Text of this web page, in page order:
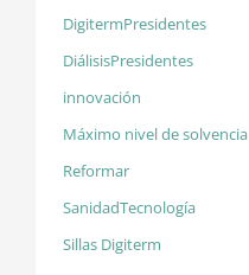
DigitermPresidentes
DiálisisPresidentes
innovación
Máximo nivel de solvencia
Reformar
SanidadTecnología
Sillas Digiterm